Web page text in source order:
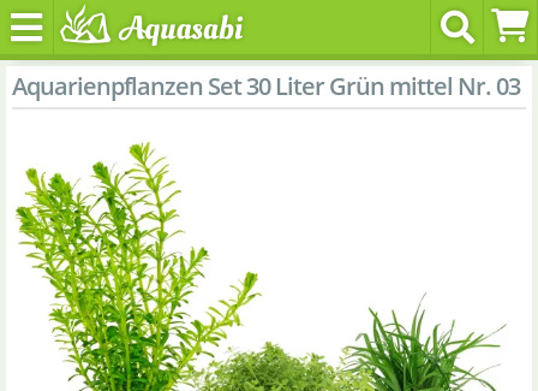
Aquarienpflanzen Set 30 Liter Grün mittel Nr. 03